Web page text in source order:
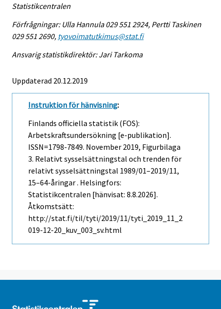
Statistikcentralen
Förfrågningar: Ulla Hannula 029 551 2924, Pertti Taskinen
029 551 2690, tyovoimatutkimus@stat.fi
Ansvarig statistikdirektör: Jari Tarkoma
Uppdaterad 20.12.2019
Instruktion för hänvisning:
Finlands officiella statistik (FOS):
Arbetskraftsundersökning [e-publikation].
ISSN=1798-7849. November 2019, Figurbilaga
3. Relativt sysselsättningstal och trenden för
relativt sysselsättningstal 1989/01–2019/11,
15–64-åringar . Helsingfors:
Statistikcentralen [hänvisat: 8.8.2026].
Åtkomstsätt:
http://stat.fi/til/tyti/2019/11/tyti_2019_11_2
019-12-20_kuv_003_sv.html